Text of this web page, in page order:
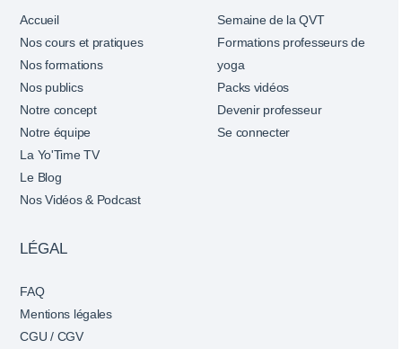
Accueil
Nos cours et pratiques
Nos formations
Nos publics
Notre concept
Notre équipe
La Yo'Time TV
Le Blog
Nos Vidéos & Podcast
Semaine de la QVT
Formations professeurs de
yoga
Packs vidéos
Devenir professeur
Se connecter
LÉGAL
FAQ
Mentions légales
CGU / CGV